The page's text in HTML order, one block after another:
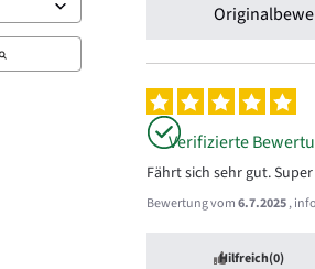
Verifizierte
Fährt sich sehr gut.
Bewertung vom6.7.2025,
Hilfreich(0)